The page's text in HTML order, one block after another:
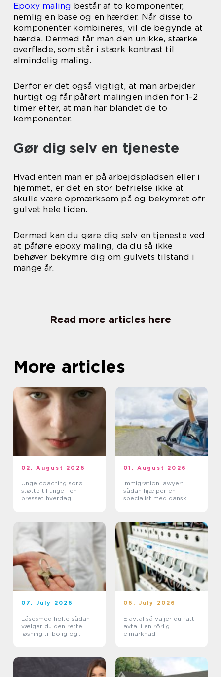
Epoxy maling består af to komponenter,
nemlig en base og en hærder. Når disse to
komponenter kombineres, vil de begynde at
hærde. Dermed får man den unikke, stærke
overflade, som står i stærk kontrast til
almindelig maling.
Derfor er det også vigtigt, at man arbejder
hurtigt og får påført malingen inden for 1-2
timer efter, at man har blandet de to
komponenter.
Gør dig selv en tjeneste
Hvad enten man er på arbejdspladsen eller i
hjemmet, er det en stor befrielse ikke at
skulle være opmærksom på og bekymret ofr
gulvet hele tiden.
Dermed kan du gøre dig selv en tjeneste ved
at påføre epoxy maling, da du så ikke
behøver bekymre dig om gulvets tilstand i
mange år.
Read more articles here
More articles
02. August 2026
Unge coaching sorø
støtte til unge i en
presset hverdag
01. August 2026
Immigration lawyer:
sådan hjælper en
specialist med dansk
07. July 2026
Låsesmed holte sådan
vælger du den rette
løsning til bolig og
06. July 2026
Elavtal så väljer du rätt
avtal i en rörlig
elmarknad